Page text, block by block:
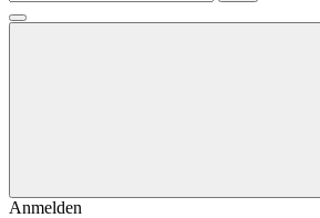
Anmelden